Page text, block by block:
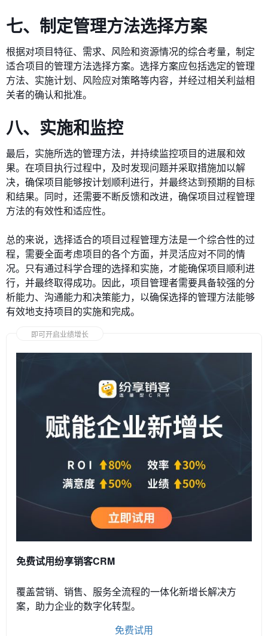
七、制定管理方法选择方案
根据对项目特征、需求、风险和资源情况的综合考量，制定
适合项目的管理方法选择方案。选择方案应包括选定的管理
方法、实施计划、风险应对策略等内容，并经过相关利益相
关者的确认和批准。
八、实施和监控
最后，实施所选的管理方法，并持续监控项目的进展和效
果。在项目执行过程中，及时发现问题并采取措施加以解
决，确保项目能够按计划顺利进行，并最终达到预期的目标
和结果。同时，还需要不断反馈和改进，确保项目过程管理
方法的有效性和适应性。
总的来说，选择适合的项目过程管理方法是一个综合性的过
程，需要全面考虑项目的各个方面，并灵活应对不同的情
况。只有通过科学合理的选择和实施，才能确保项目顺利进
行，并最终取得成功。因此，项目管理者需要具备较强的分
析能力、沟通能力和决策能力，以确保选择的管理方法能够
有效地支持项目的实施和完成。
即可开启业绩增长
免费试用纷享销客CRM
覆盖营销、销售、服务全流程的一体化新增长解决方
案，助力企业的数字化转型。
免费试用